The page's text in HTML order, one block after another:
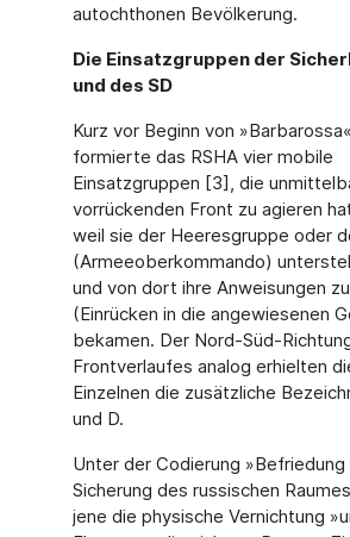
autochthonen Bevölkerung.
Die Einsatzgruppen der
und des SD
Kurz vor Beginn von
formierte das RSHA vier mobile
Einsatzgruppen [3], die
vorrückenden Front zu agieren
weil sie der Heeresgruppe oder
(Armeeoberkommando)
und von dort ihre Anweisungen
(Einrücken in die angewiesenen
bekamen. Der Nord-Süd-
Frontverlaufes analog erhielten
Einzelnen die zusätzliche
und D.
Unter der Codierung »Befriedung
Sicherung des russischen
jene die physische Vernichtung